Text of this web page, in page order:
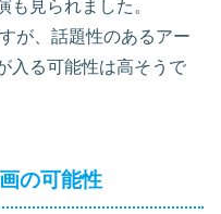
も見られました。
が、話題性のあるアー
入る可能性は高そうで
の可能性